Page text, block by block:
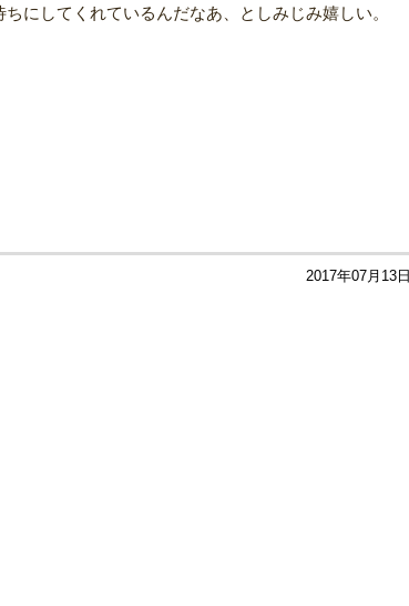
にしてくれているんだなあ、としみじみ嬉しい。
2017年07月13日